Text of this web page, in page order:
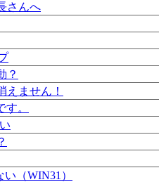
さんへ
？
えません！
。
（WIN31）